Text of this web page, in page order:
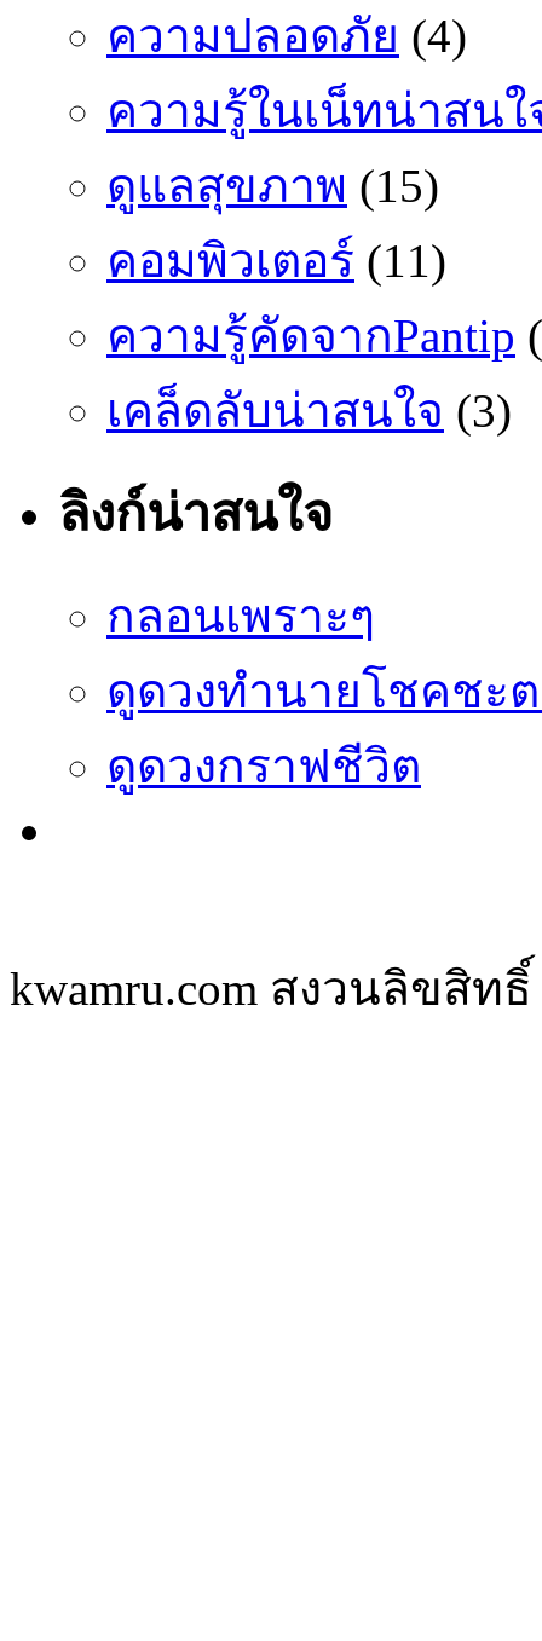
ความปลอดภัย (4)
ความรู้ในเน็ทน่าสนใ
ดูแลสุขภาพ (15)
คอมพิวเตอร์ (11)
ความรู้คัดจากPantip
เคล็ดลับน่าสนใจ (3)
ลิงก์น่าสนใจ
กลอนเพราะๆ
ดูดวงทำนายโชคชะ
ดูดวงกราฟชีวิต
kwamru.com สงวนลิขสิทธิ์